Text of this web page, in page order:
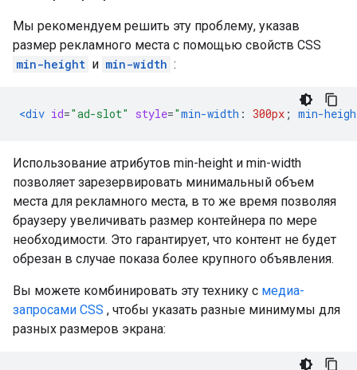
Мы рекомендуем решить эту проблему, указав
размер рекламного места с помощью свойств CSS
min-height и min-width :
<div id="ad-slot" style="min-width : 300px ; min-
Использование атрибутов min-height и min-width
позволяет зарезервировать минимальный объем
места для рекламного места, в то же время позволяя
браузеру увеличивать размер контейнера по мере
необходимости. Это гарантирует, что контент не будет
обрезан в случае показа более крупного объявления.
Вы можете комбинировать эту технику с медиа-
запросами CSS , чтобы указать разные минимумы для
разных размеров экрана: